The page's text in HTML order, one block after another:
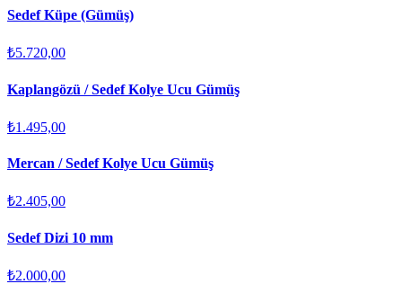
Sedef Küpe (Gümüş)
₺5.720,00
Kaplangözü / Sedef Kolye Ucu Gümüş
₺1.495,00
Mercan / Sedef Kolye Ucu Gümüş
₺2.405,00
Sedef Dizi 10 mm
₺2.000,00